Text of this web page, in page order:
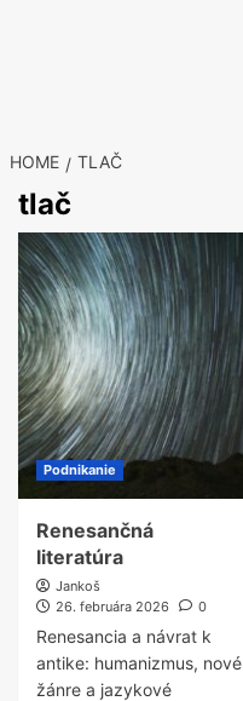
HOME TLAČ
tlač
Podnikanie
Renesančná
literatúra
Jankoš
26. februára 2026
0
Renesancia a návrat k
antike: humanizmus, nové
žánre a jazykové